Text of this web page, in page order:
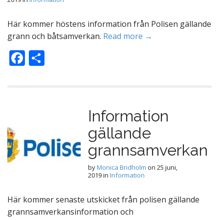
Här kommer höstens information från Polisen gällande
grann och båtsamverkan. Read more →
F
o
k
Information
gällande
grannsamverkan
byMonica Bridholm on 25 juni,
2019in Information
Här kommer senaste utskicket från polisen gällande
grannsamverkansinformation och